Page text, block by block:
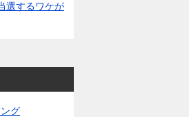
選するワケが
グ